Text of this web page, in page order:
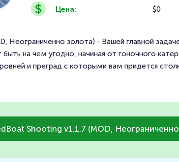
Цена: $0
Неограниченно золота) - Вашей главной
быть на чем угодно, начиная от гоночного
и преград с которыми вам придется
Shooting v1.1.7 (MOD,